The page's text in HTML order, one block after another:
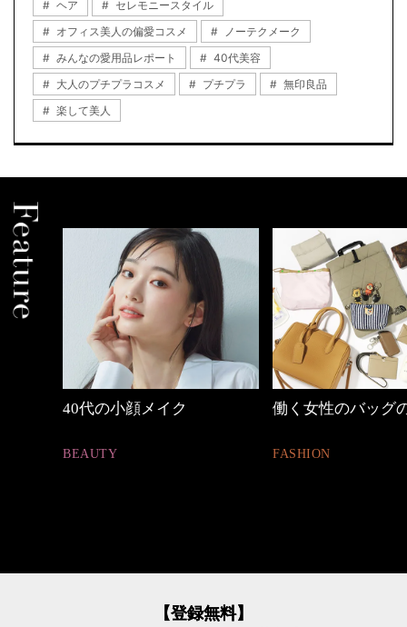
ヘア
セレモニースタイル
オフィス美人の偏愛コスメ
ノーテクメーク
みんなの愛用品レポート
40代美容
大人のプチプラコスメ
プチプラ
無印良品
楽して美人
40代の小顔メイク
BEAUTY
働く女性のバッグの
FASHION
【登録無料】